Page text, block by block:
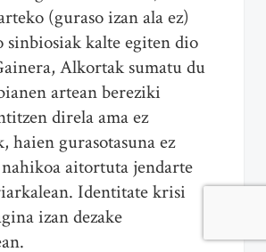
(guraso izan ala ez)
sinbiosiak kalte egiten dio
Alkortak sumatu du
artean bereziki
direla ama ez
haien gurasotasuna ez
aitortuta jendarte
Identitate krisi
izan dezake